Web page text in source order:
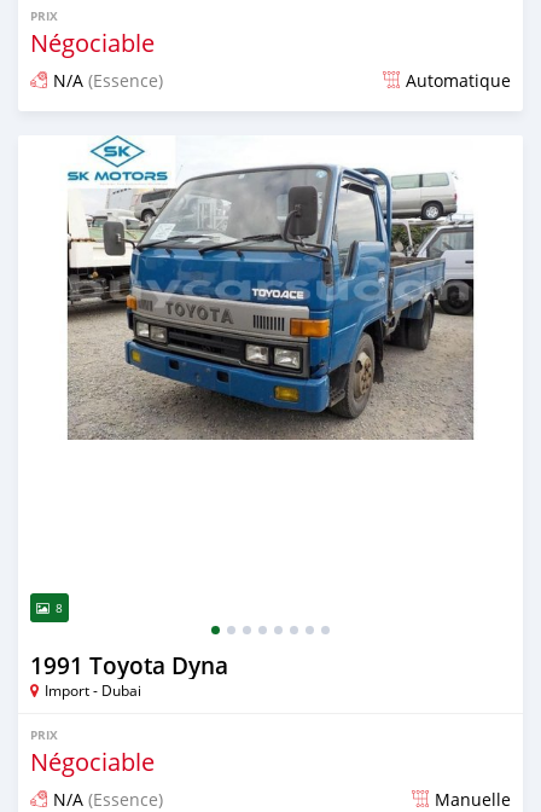
PRIX
Négociable
N/A (Essence) Automatique
Publié il y a presque 6 ans
8
1991 Toyota Dyna
Import - Dubai
PRIX
Négociable
N/A (Essence) Manuelle